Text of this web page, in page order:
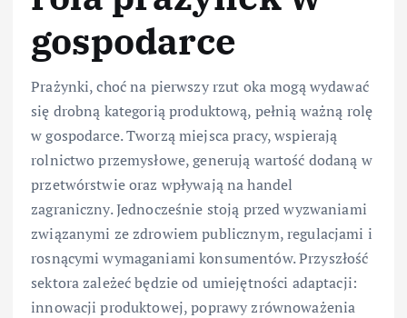
gospodarce
Prażynki, choć na pierwszy rzut oka mogą wydawać
się drobną kategorią produktową, pełnią ważną rolę
w gospodarce. Tworzą miejsca pracy, wspierają
rolnictwo przemysłowe, generują wartość dodaną w
przetwórstwie oraz wpływają na handel
zagraniczny. Jednocześnie stoją przed wyzwaniami
związanymi ze zdrowiem publicznym, regulacjami i
rosnącymi wymaganiami konsumentów. Przyszłość
sektora zależeć będzie od umiejętności adaptacji:
innowacji produktowej, poprawy zrównoważenia